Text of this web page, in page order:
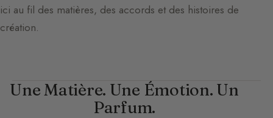
ici au fil des matières, des accords et des histoires de
création.
Une Matière. Une Émotion. Un
Parfum.